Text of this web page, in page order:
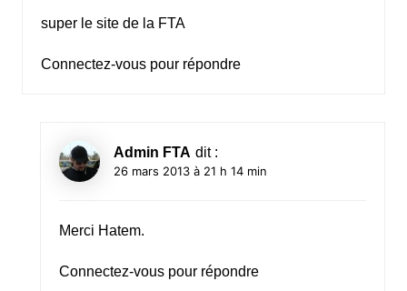
super le site de la FTA
Connectez-vous pour répondre
Admin FTA dit :
26 mars 2013 à 21 h 14 min
Merci Hatem.
Connectez-vous pour répondre